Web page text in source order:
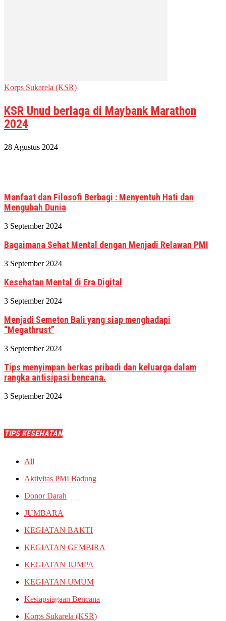
Korps Sukarela (KSR)
KSR Unud berlaga di Maybank Marathon
2024
28 Agustus 2024
Manfaat dan Filosofi Berbagi : Menyentuh Hati dan
Mengubah Dunia
3 September 2024
Bagaimana Sehat Mental dengan Menjadi Relawan PMI
3 September 2024
Kesehatan Mental di Era Digital
3 September 2024
Menjadi Semeton Bali yang siap menghadapi
“Megathrust”
3 September 2024
Tips menyimpan berkas pribadi dan keluarga dalam
rangka antisipasi bencana.
3 September 2024
TIPS KESEHATAN
All
Aktivitas PMI Badung
Donor Darah
JUMBARA
KEGIATAN BAKTI
KEGIATAN GEMBIRA
KEGIATAN JUMPA
KEGIATAN UMUM
Kesiapsiagaan Bencana
Korps Sukarela (KSR)